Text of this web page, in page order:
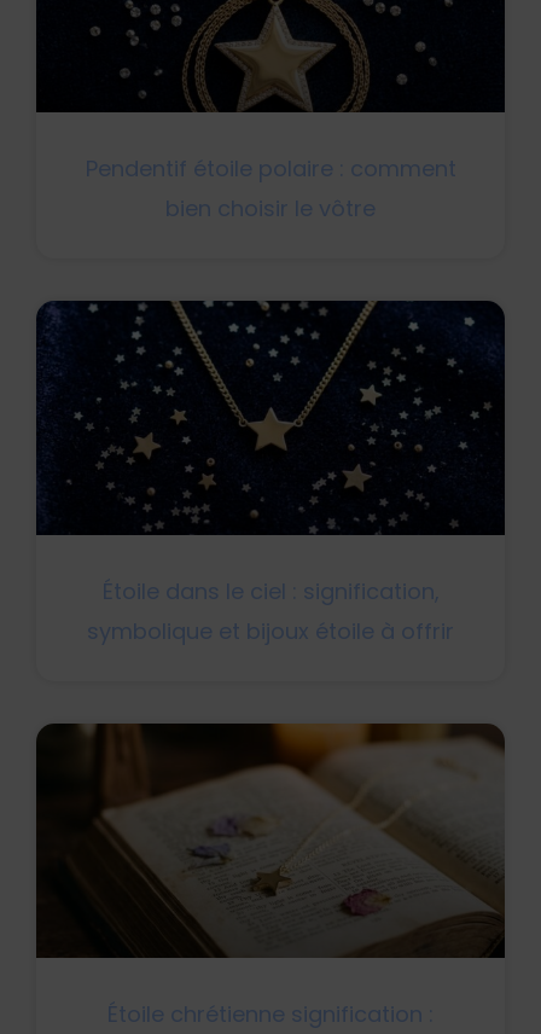
Pendentif étoile polaire : comment
bien choisir le vôtre
Étoile dans le ciel : signification,
symbolique et bijoux étoile à offrir
Étoile chrétienne signification :